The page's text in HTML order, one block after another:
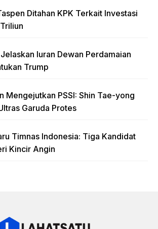
Ditahan KPK Terkait Investasi
Iuran Dewan Perdamaian
Trump
Mengejutkan PSSI: Shin Tae-yong
Garuda Protes
Timnas Indonesia: Tiga Kandidat
Kincir Angin